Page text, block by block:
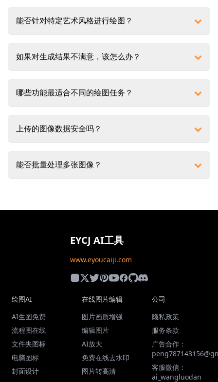
能否针对特定艺术风格进行绘图？
如果对生成结果不满意，该怎么办？
哪些功能最适合不同的绘图任务？
上传的图像数据安全吗？
能否批量处理多张图像？
EYCJ AI工具
www.eyoucaiji.com
绘图AI
AI生图免费
流程图在线
文件夹图标
电脑图标
封面设计
在线图片编辑
图片画质增强
编辑图片
AI放大
免费在线去水印
图片转高清
公司
隐私政策
服务条款
广告合作：
客服微信：
ai_wangluodan